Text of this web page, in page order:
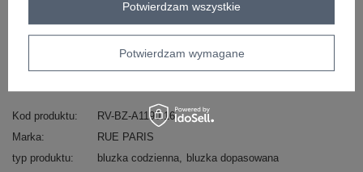
Masz pytanie? Chętnie pomożemy.
Zadzwoń+48 601 547 740 Zadaj pytanie
Kod produktu
RV-BZ-A1190.16
Marka
RUE PARIS
typ produktu
bluzka codzienna
bluzka dopasowana
Potwierdzam wymagane
Potwierdzam wszystkie